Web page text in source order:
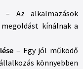
– Az alkalmazások
kínálnak a
– Egy jól működő
könnyebben